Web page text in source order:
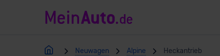
Neuwagen Alpine Heckantrieb